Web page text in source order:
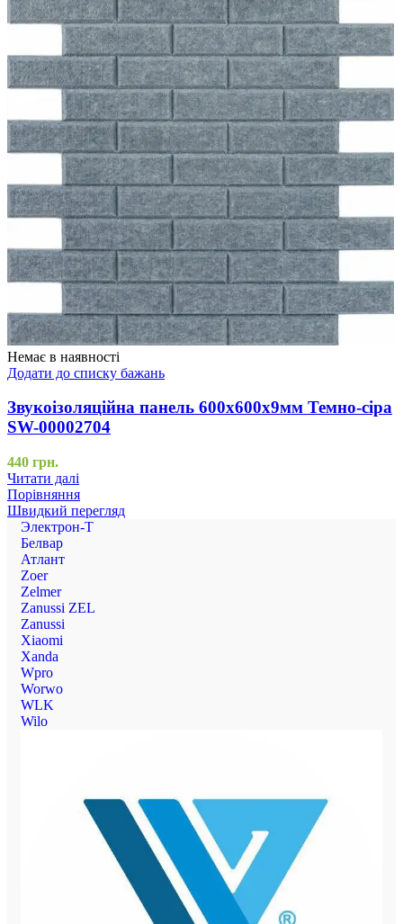
Немає в наявності
Додати до списку бажань
Звукоізоляційна панель 600х600х9мм Темно-сіра
SW-00002704
440 грн.
Читати далі
Порівняння
Швидкий перегляд
Электрон-Т
Белвар
Атлант
Zoer
Zelmer
Zanussi ZEL
Zanussi
Xiaomi
Xanda
Wpro
Worwo
WLK
Wilo